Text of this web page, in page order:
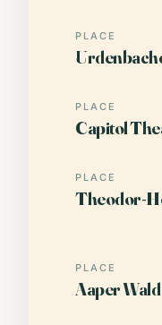
PLACE
PLACE
Capitol
PLACE
Theodor-
PLACE
Aaper Wald